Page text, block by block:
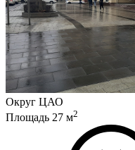
Округ ЦАО
Площадь 27 м2